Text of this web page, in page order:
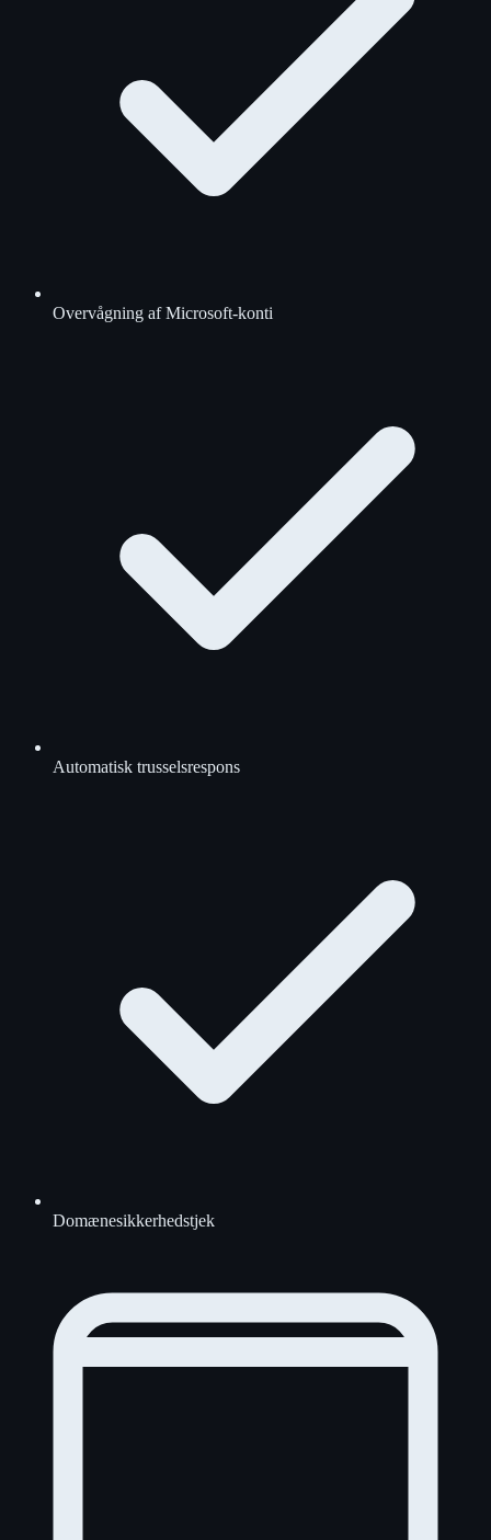
Overvågning af Microsoft-konti
Automatisk trusselsrespons
Domænesikkerhedstjek